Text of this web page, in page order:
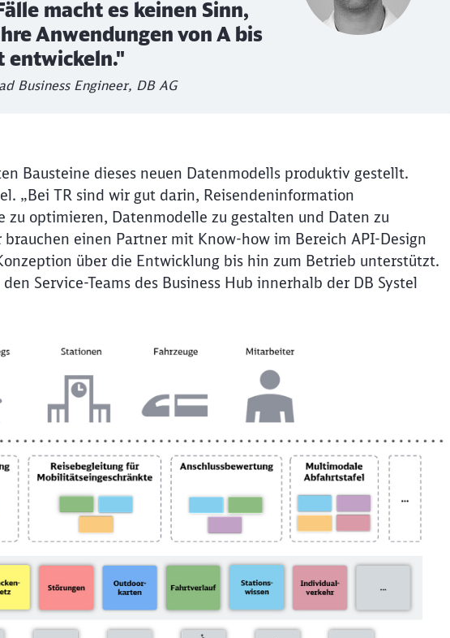
macht es keinen Sinn,
Anwendungen von A bis
entwickeln."
Business Engineer, DB AG
Bausteine dieses neuen Datenmodells produktiv gestellt.
„Bei TR sind wir gut darin, Reisendeninformation
zu optimieren, Datenmodelle zu gestalten und Daten zu
brauchen einen Partner mit Know-how im Bereich API-Design
über die Entwicklung bis hin zum Betrieb unterstützt.
Service-Teams des Business Hub innerhalb der DB Systel
Möchten Sie zuweitergeleitet werden?
Abbrechen Weiter